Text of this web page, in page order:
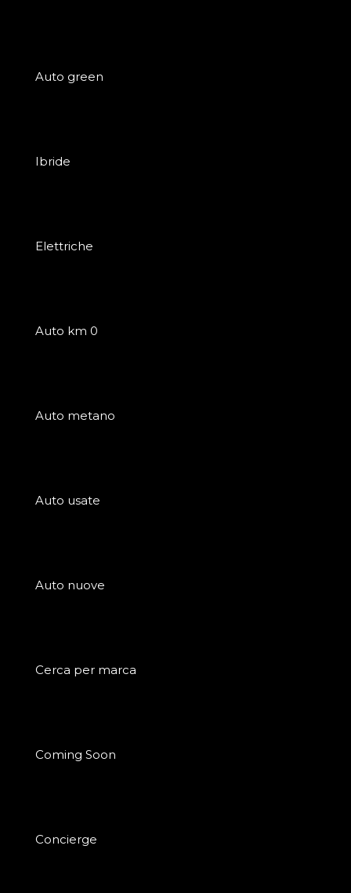
Auto green
Ibride
Elettriche
Auto km 0
Auto metano
Auto usate
Auto nuove
Cerca per marca
Coming Soon
Concierge